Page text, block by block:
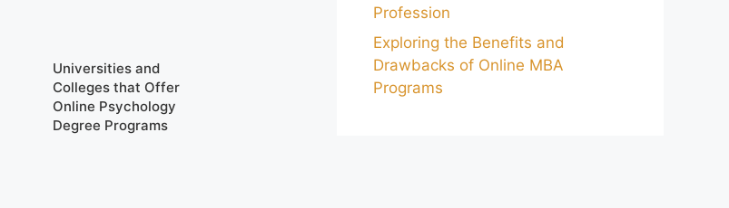
Universities and
Colleges that Offer
Online Psychology
Degree Programs
Profession
Exploring the Benefits and
Drawbacks of Online MBA
Programs